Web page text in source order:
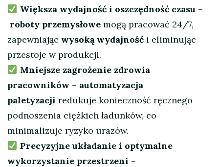
Większa wydajność i oszczędność czasu –
roboty przemysłowe mogą pracować 24/7,
zapewniając wysoką wydajność i eliminując
przestoje w produkcji.
Mniejsze zagrożenie zdrowia
pracowników – automatyzacja
paletyzacji redukuje konieczność ręcznego
podnoszenia ciężkich ładunków, co
minimalizuje ryzyko urazów.
Precyzyjne układanie i optymalne
wykorzystanie przestrzeni –